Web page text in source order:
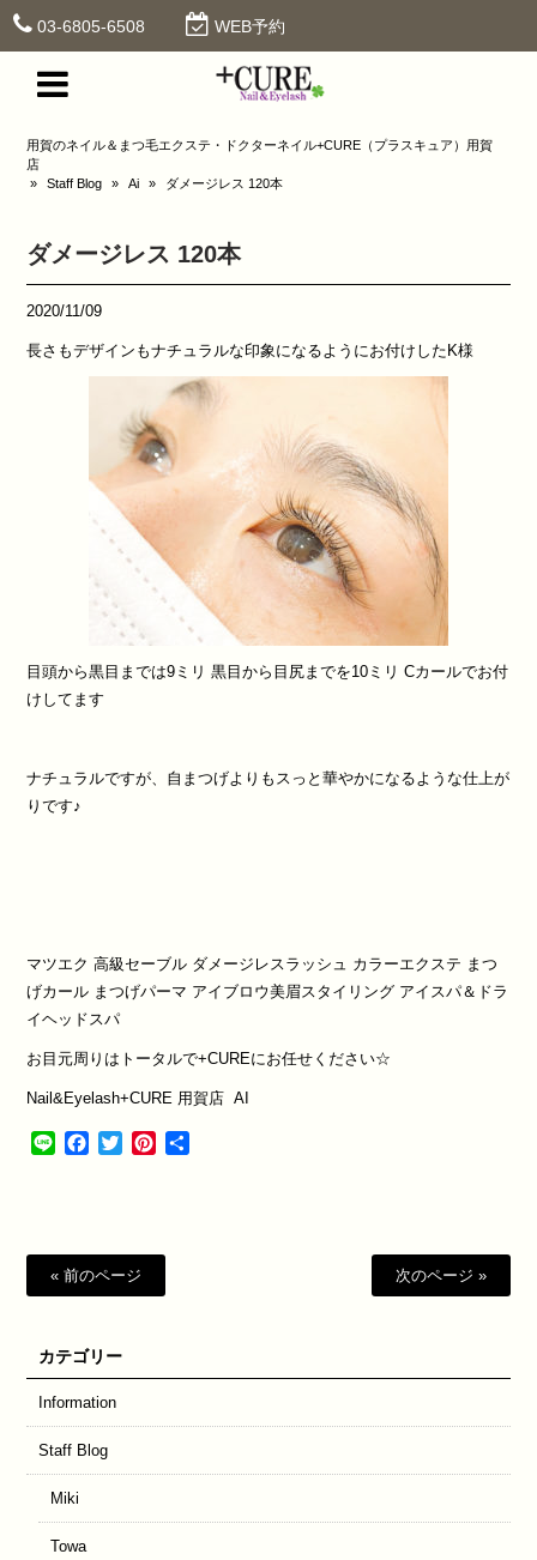
03-6805-6508 WEB予約
用賀のネイル＆まつ毛エクステ・ドクターネイル+CURE（プラスキュア）用賀
店
»
Staff Blog » Ai » ダメージレス 120本
ダメージレス 120本
2020/11/09
長さもデザインもナチュラルな印象になるようにお付けしたK様
目頭から黒目までは9ミリ 黒目から目尻までを10ミリ Cカールでお付
けしてます
ナチュラルですが、自まつげよりもスっと華やかになるような仕上が
りです♪
マツエク 高級セーブル ダメージレスラッシュ カラーエクステ まつ
げカール まつげパーマ アイブロウ美眉スタイリング アイスパ＆ドラ
イヘッドスパ
お目元周りはトータルで+CUREにお任せください☆
Nail&Eyelash+CURE 用賀店 AI
Line Facebook
TwitterPinterest
« 前のページ 次のページ »
カテゴリー
Information
Staff Blog
Miki
Towa